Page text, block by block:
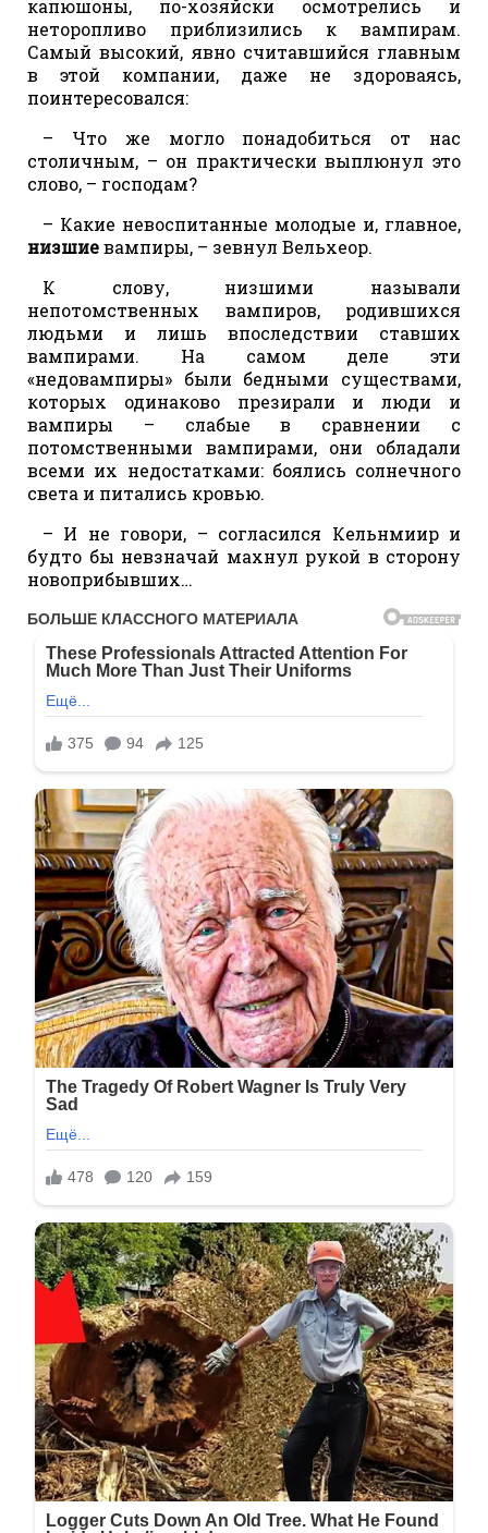
капюшоны, по-хозяйски осмотрелись и
неторопливо приблизились к вампирам.
Самый высокий, явно считавшийся главным
в этой компании, даже не здороваясь,
поинтересовался:
– Что же могло понадобиться от нас
столичным, – он практически выплюнул это
слово, – господам?
– Какие невоспитанные молодые и, главное,
низшиевампиры, – зевнул Вельхеор.
К слову, низшими называли
непотомственных вампиров, родившихся
людьми и лишь впоследствии ставших
вампирами. На самом деле эти
«недовампиры» были бедными существами,
которых одинаково презирали и люди и
вампиры – слабые в сравнении с
потомственными вампирами, они обладали
всеми их недостатками: боялись солнечного
света и питались кровью.
– И не говори, – согласился Кельнмиир и
будто бы невзначай махнул рукой в сторону
новоприбывших…